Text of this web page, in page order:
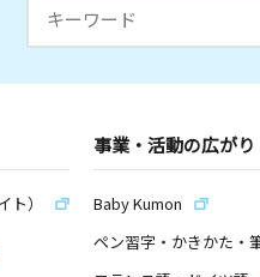
）
事業・活動の広がり
Baby Kumon
ペン習字・かきかた・